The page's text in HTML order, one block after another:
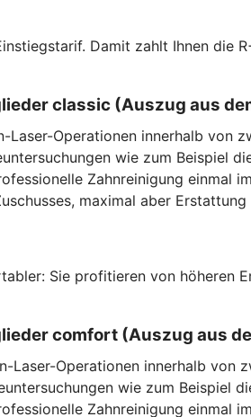
Damit zahlt Ihnen die
classic (Auszug aus
Laser-Operationen innerhalb von
wie zum Beispiel
Zahnreinigung einmal
maximal aber
Sie profitieren von höheren
comfort (Auszug aus
Laser-Operationen innerhalb von
wie zum Beispiel
Zahnreinigung einmal